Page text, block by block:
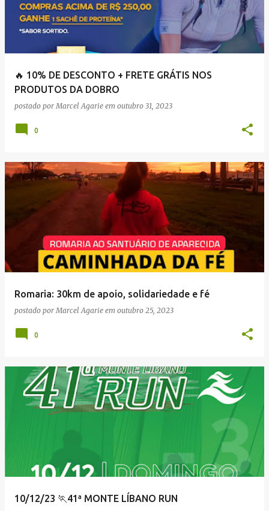
🔥 10% DE DESCONTO + FRETE GRÁTIS NOS
PRODUTOS DA DOBRO
postado porMarcel Agarie em outubro 31, 2023
0
Romaria: 30km de apoio, solidariedade e fé
postado porMarcel Agarie em outubro 25, 2023
0
10/12/23 🏃41ª MONTE LÍBANO RUN